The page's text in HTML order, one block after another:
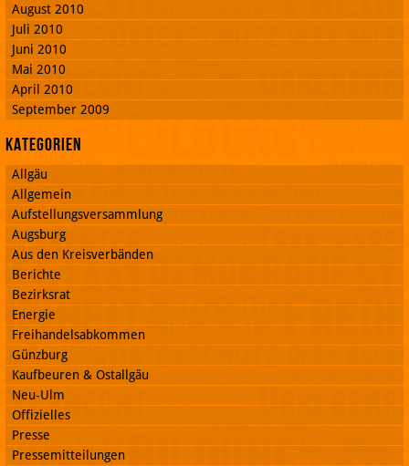
August 2010
Juli 2010
Juni 2010
Mai 2010
April 2010
September 2009
Kategorien
Allgäu
Allgemein
Aufstellungsversammlung
Augsburg
Aus den Kreisverbänden
Berichte
Bezirksrat
Energie
Freihandelsabkommen
Günzburg
Kaufbeuren & Ostallgäu
Neu-Ulm
Offizielles
Presse
Pressemitteilungen